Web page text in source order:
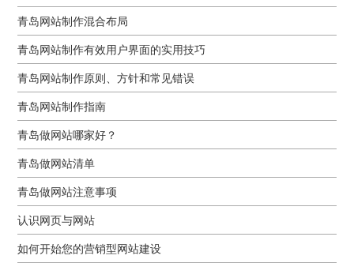
青岛网站制作混合布局
青岛网站制作有效用户界面的实用技巧
青岛网站制作原则、方针和常见错误
青岛网站制作指南
青岛做网站哪家好？
青岛做网站清单
青岛做网站注意事项
认识网页与网站
如何开始您的营销型网站建设